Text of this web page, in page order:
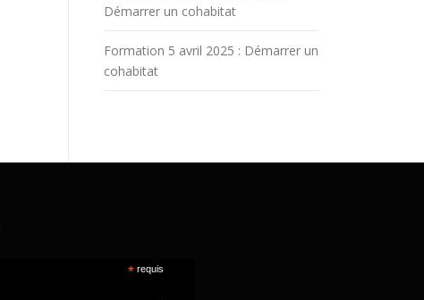
Démarrer un cohabitat
Formation 5 avril 2025 : Démarrer un
cohabitat
*requis